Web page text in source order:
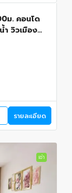
ม. คอนโด
วิวเมือง
รายละเอียด
เช่า